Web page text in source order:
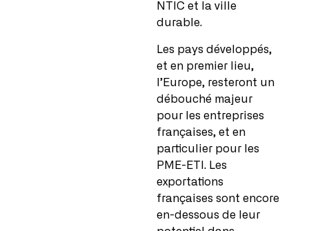
NTIC et la ville
durable.
Les pays développés,
et en premier lieu,
l’Europe, resteront un
débouché majeur
pour les entreprises
françaises, et en
particulier pour les
PME-ETI. Les
exportations
françaises sont encore
en-dessous de leur